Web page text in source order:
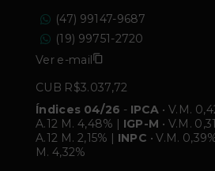
(47) 99147-9687
(19) 99751-2720
Ver e-mail
CUB R$3.037,72
Índices 04/26 - IPCA • V.M.
A.12 M. 4,48% | IGP-M • V.M.
A.12 M. 2,15% | INPC • V.M.
M. 4,32%